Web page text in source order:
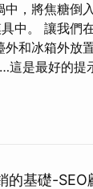
，將焦糖倒
中。 讓我們
和冰箱外放
是最好的提
的基礎-SEO